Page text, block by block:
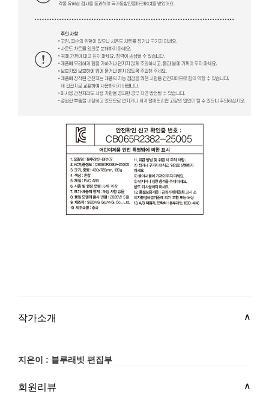
작가소개
지은이 : 블루래빗 편집부
회원리뷰